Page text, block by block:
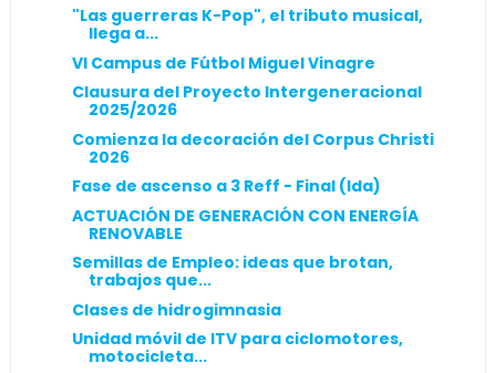
"Las guerreras K-Pop", el tributo musical,
llega a...
VI Campus de Fútbol Miguel Vinagre
Clausura del Proyecto Intergeneracional
2025/2026
Comienza la decoración del Corpus Christi
2026
Fase de ascenso a 3 Reff - Final (Ida)
ACTUACIÓN DE GENERACIÓN CON ENERGÍA
RENOVABLE
Semillas de Empleo: ideas que brotan,
trabajos que...
Clases de hidrogimnasia
Unidad móvil de ITV para ciclomotores,
motocicleta...